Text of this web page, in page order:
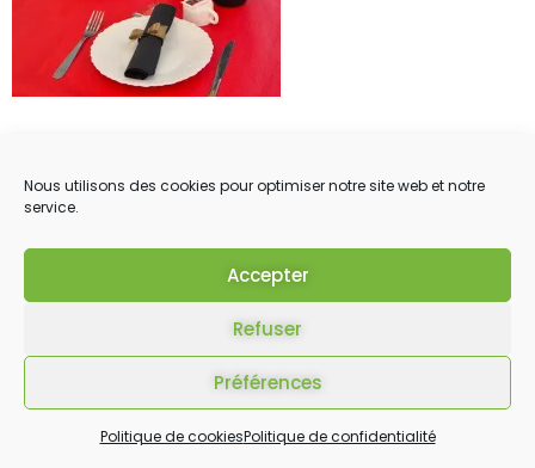
Nous utilisons des cookies pour optimiser notre site web et notre
service.
Accepter
Refuser
Préférences
Politique de cookiesPolitique de confidentialité